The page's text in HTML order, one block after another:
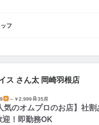
フ
ス さん太 岡崎羽根店
～￥2,999 35席
のオムプロのお店】社
迎！即勤務OK